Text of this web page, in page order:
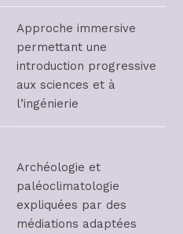
Approche immersive
permettant une
introduction progressive
aux sciences et à
l’ingénierie
Archéologie et
paléoclimatologie
expliquées par des
médiations adaptées